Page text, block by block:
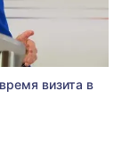
визита в